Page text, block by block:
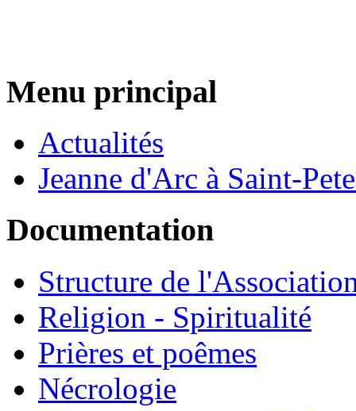
Menu principal
Actualités
Jeanne d'Arc à Saint-
Documentation
Structure de
Religion - Spiritualité
Prières et poêmes
Nécrologie